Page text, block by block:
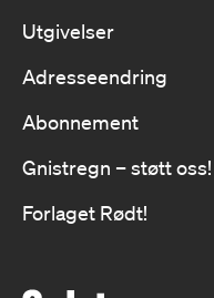
Utgivelser
Adresseendring
Abonnement
Gnistregn – støtt oss!
Forlaget Rødt!